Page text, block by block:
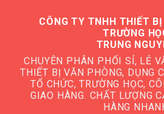
CÔNG TY TNHH THIẾT
TRƯỜNG
TRUNG
CHUYÊN PHÂN PHỐI SỈ, LẺ
THIẾT BỊ VĂN PHÒNG, DỤNG
TỔ CHỨC, TRƯỜNG HỌC,
GIAO HÀNG. CHẤT LƯỢNG
HÀNG